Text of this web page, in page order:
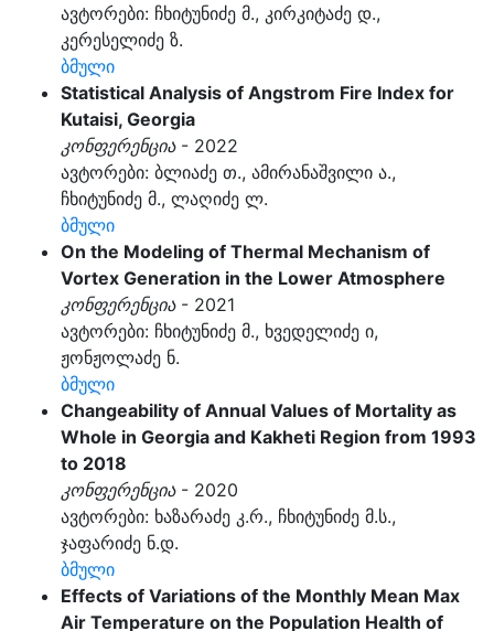
ავტორები: ჩხიტუნიძე მ., კირკიტაძე დ.,
კერესელიძე ზ.
ბმული
Statistical Analysis of Angstrom Fire Index for
Kutaisi, Georgia
კონფერენცია- 2022
ავტორები: ბლიაძე თ., ამირანაშვილი ა.,
ჩხიტუნიძე მ., ლაღიძე ლ.
ბმული
On the Modeling of Thermal Mechanism of
Vortex Generation in the Lower Atmosphere
კონფერენცია- 2021
ავტორები: ჩხიტუნიძე მ., ხვედელიძე ი,
ჟონჟოლაძე ნ.
ბმული
Changeability of Annual Values of Mortality as
Whole in Georgia and Kakheti Region from 1993
to 2018
კონფერენცია- 2020
ავტორები: ხაზარაძე კ.რ., ჩხიტუნიძე მ.ს.,
ჯაფარიძე ნ.დ.
ბმული
Effects of Variations of the Monthly Mean Max
Air Temperature on the Population Health of